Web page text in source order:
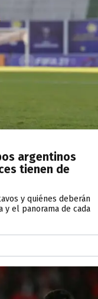
argentinos
tienen de
y quiénes deberán
y el panorama de cada